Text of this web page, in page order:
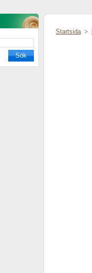
Startsida >